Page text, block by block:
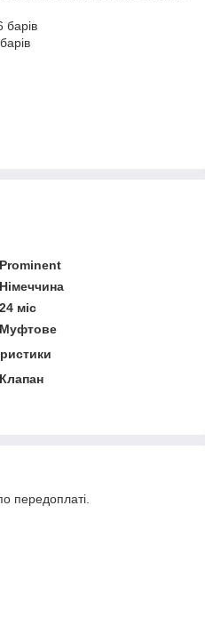
барів
Prominent
Німеччина
24 міс
Муфтове
Клапан
передоплаті.